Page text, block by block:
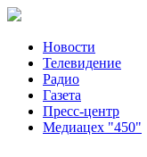
Новости
Телевидение
Радио
Газета
Пресс-центр
Медиацех "450"